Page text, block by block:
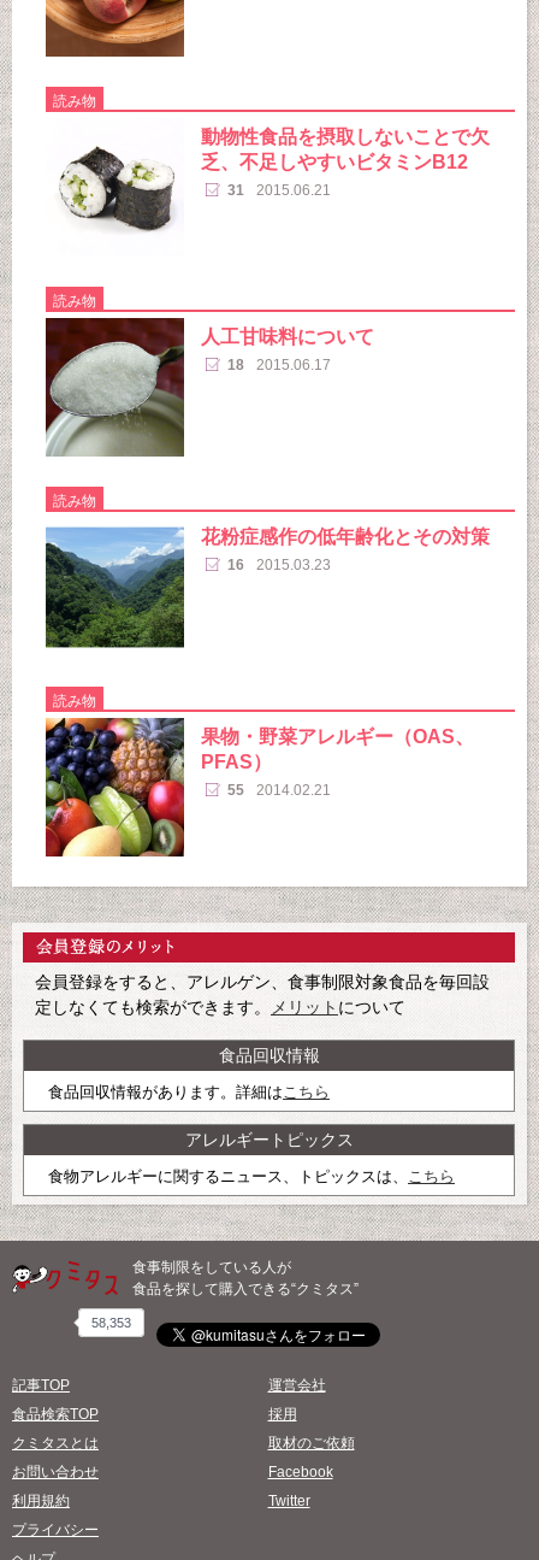
読み物
動物性食品を摂取しないことで欠
乏、不足しやすいビタミンB12
31 2015.06.21
読み物
人工甘味料について
18 2015.06.17
読み物
花粉症感作の低年齢化とその対策
16 2015.03.23
読み物
果物・野菜アレルギー（OAS、
PFAS）
55 2014.02.21
会員登録をすると、アレルゲン、食事制限対象食品を毎回設
定しなくても検索ができます。
メリット について
食品回収情報
食品回収情報があります。詳細はこちら
アレルギートピックス
食物アレルギーに関するニュース、トピックスは、 こちら
食事制限をしている人が
食品を探して購入できる“クミタス”
58,353
記事TOP
食品検索TOP
クミタスとは
お問い合わせ
利用規約
プライバシー
運営会社
採用
取材のご依頼
Facebook
Twitter